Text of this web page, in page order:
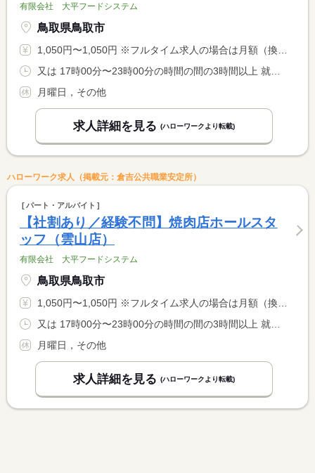
有限会社 大平フードシステム
鳥取県鳥取市
1,050円〜1,050円 ※フルタイム求人の場合は月額（換算額）、パート求人の場合は時間額を表示しています。
月曜日，その他
求人詳細を見る (ハローワークより転載)
ハローワーク求人（掲載元：倉吉公共職業安定所）
パート・アルバイト
【社割あり／経験不問】焼肉店ホールスタ
ッフ（雲山店）
有限会社 大平フードシステム
鳥取県鳥取市
1,050円〜1,050円 ※フルタイム求人の場合は月額（換算額）、パート求人の場合は時間額を表示しています。
月曜日，その他
求人詳細を見る (ハローワークより転載)